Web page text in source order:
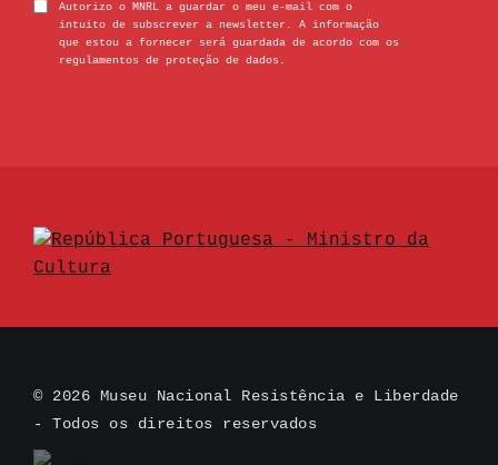
Autorizo o MNRL a guardar o meu e-mail com o
intuito de subscrever a newsletter. A informação
que estou a fornecer será guardada de acordo com os
regulamentos de proteção de dados.
© 2026 Museu Nacional Resistência e Liberdade
- Todos os direitos reservados